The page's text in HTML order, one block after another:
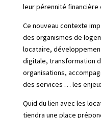
leur pérennité financière
Ce nouveau contexte
des organismes de
locataire,
digitale, transformation
organisations,
des services … les
Quid du lien avec les
tiendra une place